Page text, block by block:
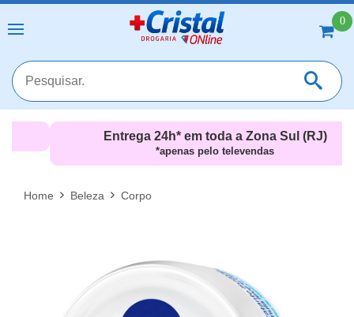
0
FECHAR [X]
Entrega 24h* em toda a Zona Sul (RJ)
*apenas pelo televendas
Home Beleza Corpo